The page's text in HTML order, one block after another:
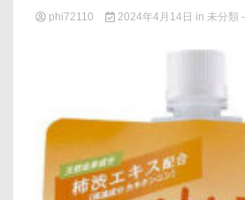
phi72110 2024年4月14日 in 未分類